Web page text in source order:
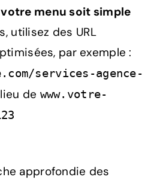
votre menu soit simple
utilisez des URL
par exemple :
services-agence-
de www.votre-
approfondie des